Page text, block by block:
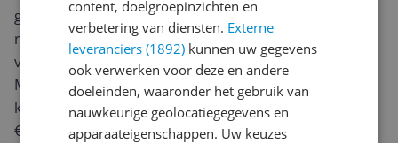
geven? Start dan hieronder met het schrijven van je
review. Afhankelijk van de details duurt het schrijven
van een review gemiddeld tussen de 3 en 10 minuten.
Met jouw mening help je andere bezoekers een betere
keuze te maken én maak je iedere maand kans op
€250,-!
Klik hier voor de actievoorwaarden.
content, doelgroepinzichten en
verbetering van diensten. Externe
leveranciers (1892) kunnen uw gegevens
ook verwerken voor deze en andere
doeleinden, waaronder het gebruik van
nauwkeurige geolocatiegegevens en
apparaateigenschappen. Uw keuzes